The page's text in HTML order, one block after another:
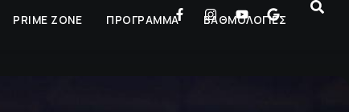
PRIME ZONE ΠΡΟΓΡΑΜΜΑ ΒΑΘΜΟΛΟΓΙΕΣ